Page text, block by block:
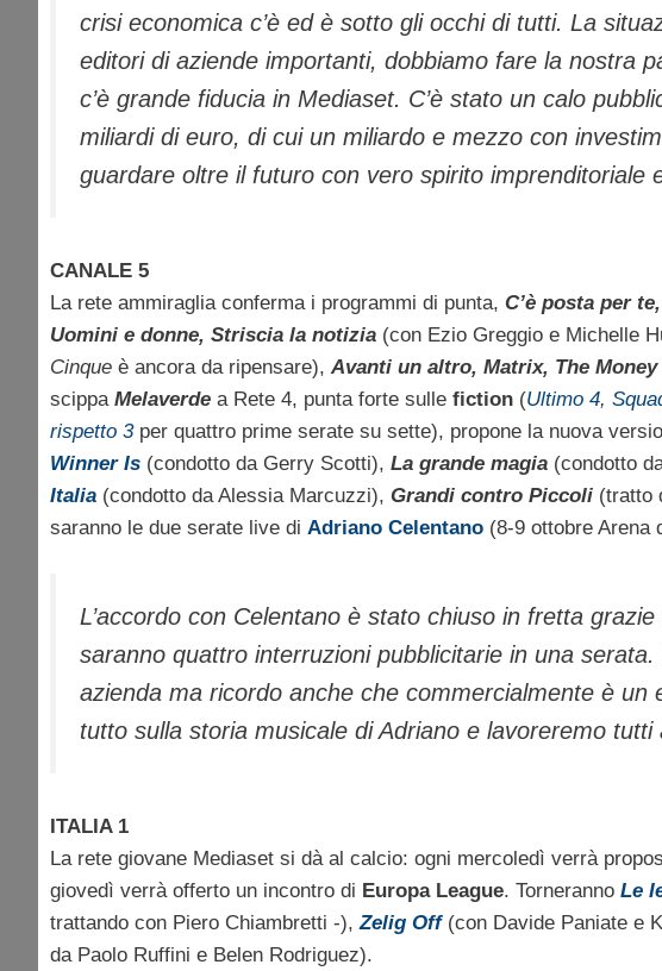
crisi economica c’è ed è sotto gli occhi di tutti. La
editori di aziende importanti, dobbiamo fare la nostra
c’è grande fiducia in Mediaset. C’è stato un calo
miliardi di euro, di cui un miliardo e mezzo con
guardare oltre il futuro con vero spirito imprenditoriale
CANALE 5
La rete ammiraglia conferma i programmi di punta, C’è posta per
Uomini e donne, Striscia la notizia (con Ezio Greggio e Michelle
Cinque è ancora da ripensare), Avanti un altro, Matrix, The
scippa Melaverde a Rete 4, punta forte sulle fiction (Ultimo 4,
rispetto 3per quattro prime serate su sette), propone la nuova
Winner Is (condotto da Gerry Scotti), La grande magia (condotto
Italia (condotto da Alessia Marcuzzi), Grandi contro Piccoli (tratto
saranno le due serate live di Adriano Celentano (8-9 ottobre Arena
L’accordo con Celentano è stato chiuso in fretta
saranno quattro interruzioni pubblicitarie in una
azienda ma ricordo anche che commercialmente è
tutto sulla storia musicale di Adriano e lavoreremo
ITALIA 1
La rete giovane Mediaset si dà al calcio: ogni mercoledì verrà
giovedì verrà offerto un incontro di Europa League. Torneranno Le
trattando con Piero Chiambretti -),Zelig Off(con Davide Paniate e
da Paolo Ruffini e Belen Rodriguez).